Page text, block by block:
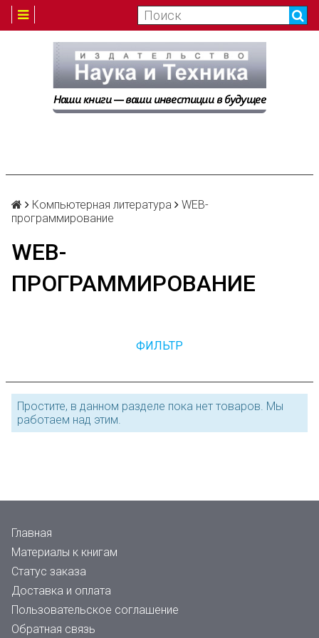
Компьютерная литература
WEB-
программирование
WEB-
ПРОГРАММИРОВАНИЕ
ФИЛЬТР
Простите, в данном разделе пока нет товаров. Мы
работаем над этим.
Главная
Материалы к книгам
Статус заказа
Доставка и оплата
Пользовательское соглашение
Обратная связь